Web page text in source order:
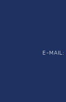
E-MAIL: